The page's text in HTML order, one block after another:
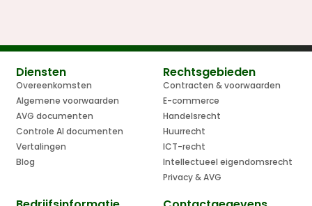
Diensten
Overeenkomsten
Algemene voorwaarden
AVG documenten
Controle AI documenten
Vertalingen
Blog
Rechtsgebieden
Contracten & voorwaarden
E-commerce
Handelsrecht
Huurrecht
ICT-recht
Intellectueel eigendomsrecht
Privacy & AVG